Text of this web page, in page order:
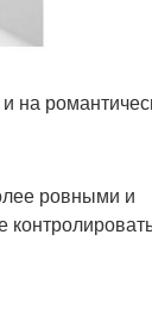
на
ровными и